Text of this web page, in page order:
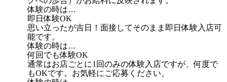
体験の時は…
即日体験OK
思い立ったが吉日！面接してそのまま即日体験入店可
能です。
体験の時は…
何回でも体験OK
通常はお店ごとに1回のみの体験入店ですが、何度で
もOKです。お気軽にご応募ください。